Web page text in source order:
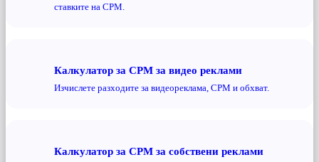
ставките на CPM.
Калкулатор за CPM за видео реклами
Изчислете разходите за видеореклама, CPM и обхват.
Калкулатор за CPM за собствени реклами